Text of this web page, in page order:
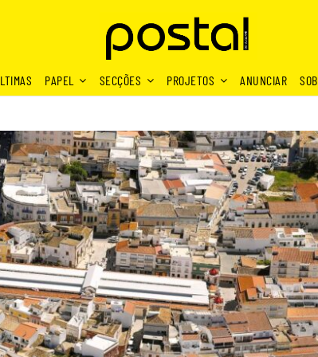
PAPEL SECÇÕES PROJETOS ANUNCIAR